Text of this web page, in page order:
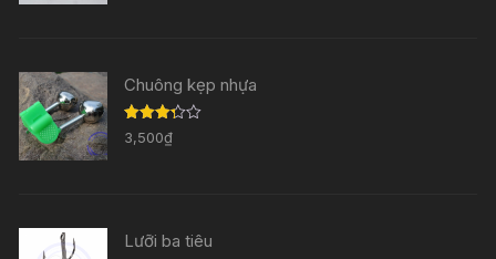
Chuông kẹp nhựa
Được
xếp
3,500₫
Lưỡi ba tiêu